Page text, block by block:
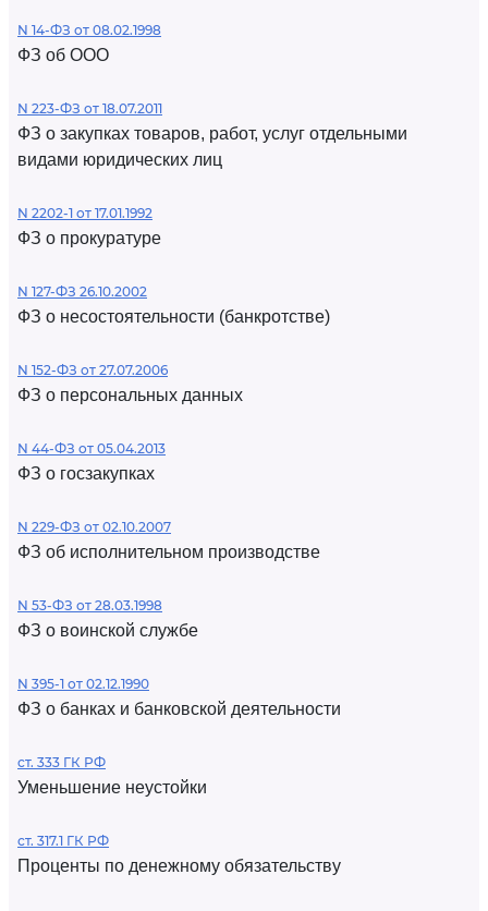
N 14-ФЗ от 08.02.1998
ФЗ об ООО
N 223-ФЗ от 18.07.2011
ФЗ о закупках товаров, работ, услуг отдельными
видами юридических лиц
N 2202-1 от 17.01.1992
ФЗ о прокуратуре
N 127-ФЗ 26.10.2002
ФЗ о несостоятельности (банкротстве)
N 152-ФЗ от 27.07.2006
ФЗ о персональных данных
N 44-ФЗ от 05.04.2013
ФЗ о госзакупках
N 229-ФЗ от 02.10.2007
ФЗ об исполнительном производстве
N 53-ФЗ от 28.03.1998
ФЗ о воинской службе
N 395-1 от 02.12.1990
ФЗ о банках и банковской деятельности
ст. 333 ГК РФ
Уменьшение неустойки
ст. 317.1 ГК РФ
Проценты по денежному обязательству